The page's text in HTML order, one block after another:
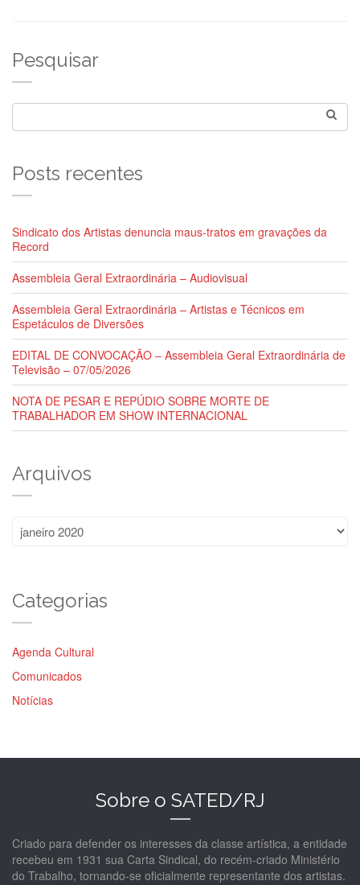
Pesquisar
Posts recentes
Sindicato dos Artistas denuncia maus-tratos em gravações da
Record
Assembleia Geral Extraordinária – Audiovisual
Assembleia Geral Extraordinária – Artistas e Técnicos em
Espetáculos de Diversões
EDITAL DE CONVOCAÇÃO – Assembleia Geral Extraordinária de
Televisão – 07/05/2026
NOTA DE PESAR E REPÚDIO SOBRE MORTE DE
TRABALHADOR EM SHOW INTERNACIONAL
Arquivos
Arquivos
Categorias
Agenda Cultural
Comunicados
Notícias
Sobre o SATED/RJ
Criado para defender os interesses da classe artística, a entidade
recebeu em 1931 sua Carta Sindical, do recém-criado Ministério
do Trabalho, tornando-se oficialmente representante dos artistas.